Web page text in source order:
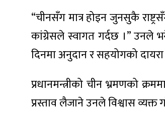
“चीनसँग मात्र होइन जुनसुकै
कांग्रेसले स्वागत गर्दछ ।” उनले
दिनमा अनुदान र सहयोगको
प्रधानमन्त्रीको चीन भ्रमणको
प्रस्ताव लैजाने उनले विश्वास व्यक्त